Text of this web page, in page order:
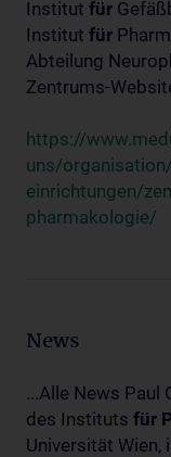
Institut für
Institut für
Abteilung
Zentrums-
https://
uns/
einrichtungen/
pharmakologie/
News
...Alle News Paul
des Instituts für
Universität Wien,